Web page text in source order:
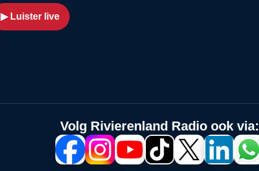
▶ Luister live
Volg Rivierenland Radio ook via: